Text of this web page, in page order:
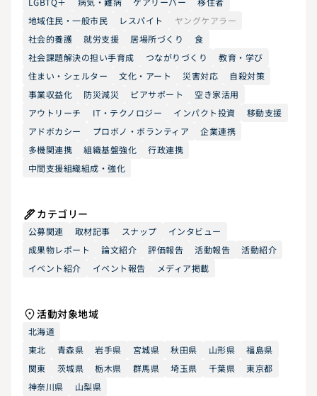
地域住民・一般市民
レスパイト
ヤングケアラー
社会的養護
就労支援 居場所づくり
食
社会課題解決の担い手育成
つながりづくり
教育・学び
住まい・シェルター
文化・アート 災害対応
自殺対策
事業収益化
防災減災 ピアサポート
空き家活用
アウトリーチ
IT・テクノロジー インパクト投資
移動支援
アドボカシー
プロボノ・ボランティア
企業連携
多機関連携
組織基盤強化
行政連携
中間支援組織組成・強化
カテゴリー
公募関連 取材記事 スナップ
インタビュー
成果物レポート
論文紹介 評価報告 活動報告
活動紹介
イベント紹介
イベント報告 メディア掲載
活動対象地域
北海道
東北
青森県 岩手県 宮城県 秋田県 山形県
福島県
関東
茨城県 栃木県 群馬県 埼玉県 千葉県
東京都
神奈川県
山梨県